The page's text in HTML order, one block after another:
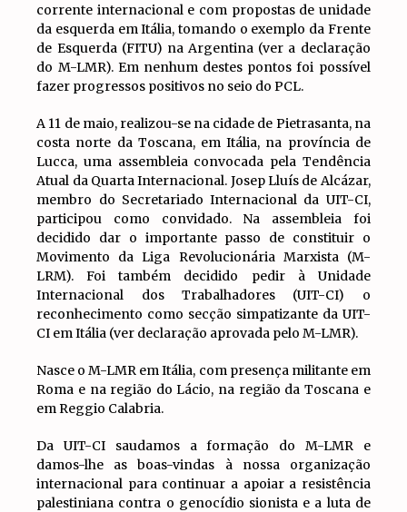
corrente internacional e com propostas de unidade
da esquerda em Itália, tomando o exemplo da Frente
de Esquerda (FITU) na Argentina (ver a declaração
do M-LMR). Em nenhum destes pontos foi possível
fazer progressos positivos no seio do PCL.
A 11 de maio, realizou-se na cidade de Pietrasanta, na
costa norte da Toscana, em Itália, na província de
Lucca, uma assembleia convocada pela Tendência
Atual da Quarta Internacional. Josep Lluís de Alcázar,
membro do Secretariado Internacional da UIT-CI,
participou como convidado. Na assembleia foi
decidido dar o importante passo de constituir o
Movimento da Liga Revolucionária Marxista (M-
LRM). Foi também decidido pedir à Unidade
Internacional dos Trabalhadores (UIT-CI) o
reconhecimento como secção simpatizante da UIT-
CI em Itália (ver declaração aprovada pelo M-LMR).
Nasce o M-LMR em Itália, com presença militante em
Roma e na região do Lácio, na região da Toscana e
em Reggio Calabria.
Da UIT-CI saudamos a formação do M-LMR e
damos-lhe as boas-vindas à nossa organização
internacional para continuar a apoiar a resistência
palestiniana contra o genocídio sionista e a luta de